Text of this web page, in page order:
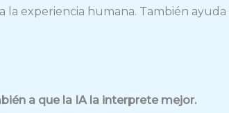
experiencia humana. También
a que la IA la interprete mejor.